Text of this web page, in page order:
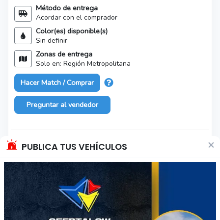
PUBLICA TUS VEHÍCULOS ×
Método de entrega
Acordar con el comprador
Color(es) disponible(s)
Sin definir
Zonas de entrega
Solo en: Región Metropolitana
Hacer Match / Comprar
Preguntar al vendedor
Características del producto
Marca Enubaby premium
Modelo Sin definir